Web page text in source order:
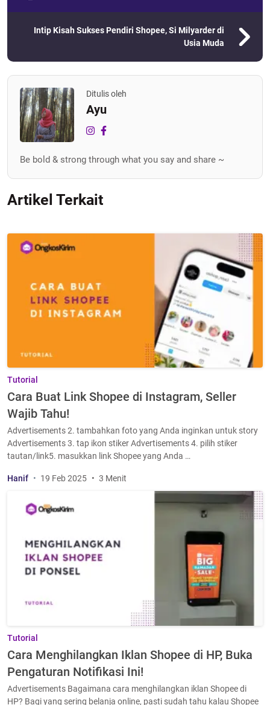
Intip Kisah Sukses Pendiri Shopee, Si Milyarder di
Usia Muda
Ditulis oleh
Ayu
Be bold & strong through what you say and share ~
Artikel Terkait
Tutorial
Cara Buat Link Shopee di Instagram, Seller
Wajib Tahu!
Advertisements 2. tambahkan foto yang Anda inginkan untuk story
Advertisements 3. tap ikon stiker Advertisements 4. pilih stiker
tautan/link5. masukkan link Shopee yang Anda …
Hanif 19 Feb 2025 3 Menit
Tutorial
Cara Menghilangkan Iklan Shopee di HP, Buka
Pengaturan Notifikasi Ini!
Advertisements Bagaimana cara menghilangkan iklan Shopee di
HP? Bagi yang sering belanja online, pasti sudah tahu kalau Shopee